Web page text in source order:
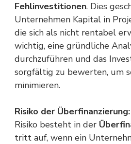
Fehlinvestitionen. Dies
Unternehmen Kapital in
die sich als nicht rentabel
wichtig, eine gründliche
durchzuführen und das
sorgfältig zu bewerten, um
minimieren.
Risiko der Überfinanzierung:
Risiko besteht in der
tritt auf, wenn ein